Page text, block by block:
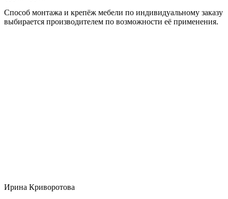
Способ монтажа и крепёж мебели по индивидуальному заказу
выбирается производителем по возможности её применения.
Ирина Криворотова